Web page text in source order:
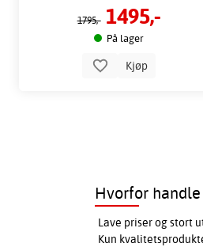
utendørs lek
1795,- 1495,-
På lager
Kjøp
Hvorfor
Lave priser og stort
Kun